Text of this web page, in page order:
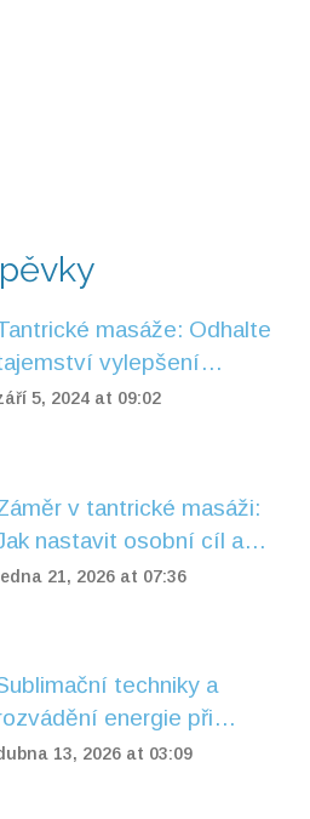
masáže: Odhalte
vylepšení
života
5, 2024 at 09:02
v tantrické masáži:
nastavit osobní cíl a
klienta
21, 2026 at 07:36
techniky a
energie při
Jak fungují a co
13, 2026 at 03:09